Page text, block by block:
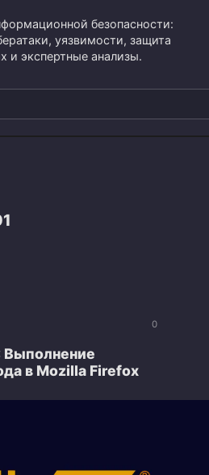
безопасности:
уязвимости, защита
и экспертные анализы.
0
Выполнение
в Mozilla Firefox